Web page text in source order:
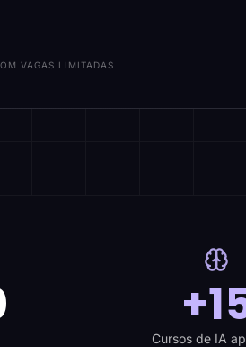
VAGAS LIMITADAS
Cursos de IA